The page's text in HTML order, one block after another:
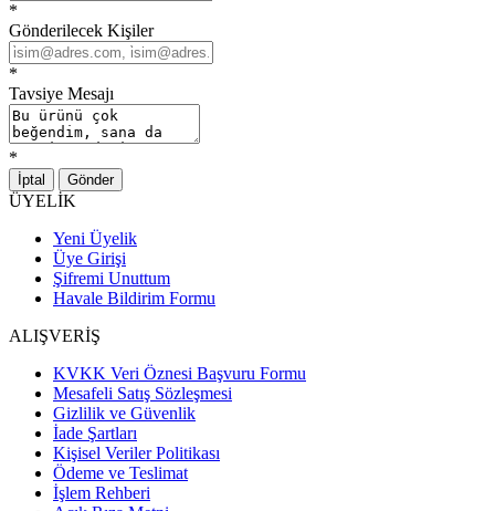
*
Gönderilecek Kişiler
*
Tavsiye Mesajı
*
İptal Gönder
ÜYELİK
Yeni Üyelik
Üye Girişi
Şifremi Unuttum
Havale Bildirim Formu
ALIŞVERİŞ
KVKK Veri Öznesi Başvuru Formu
Mesafeli Satış Sözleşmesi
Gizlilik ve Güvenlik
İade Şartları
Kişisel Veriler Politikası
Ödeme ve Teslimat
İşlem Rehberi